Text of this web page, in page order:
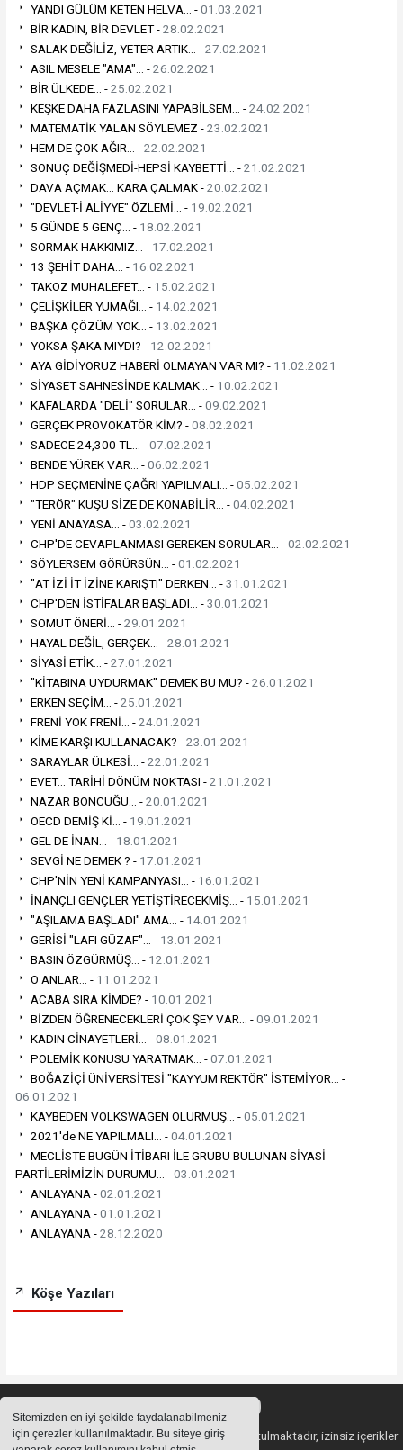
Sitemizden en iyi şekilde faydalanabilmeniz
için çerezler kullanılmaktadır. Bu siteye giriş
YANDI GÜLÜM KETEN HELVA... -01.03.2021
BİR KADIN, BİR DEVLET -28.02.2021
SALAK DEĞİLİZ, YETER ARTIK... -27.02.2021
ASIL MESELE "AMA"... -26.02.2021
BİR ÜLKEDE... -25.02.2021
KEŞKE DAHA FAZLASINI YAPABİLSEM... -24.02.2021
MATEMATİK YALAN SÖYLEMEZ -23.02.2021
HEM DE ÇOK AĞIR... -22.02.2021
SONUÇ DEĞİŞMEDİ-HEPSİ KAYBETTİ... -21.02.2021
DAVA AÇMAK... KARA ÇALMAK -20.02.2021
"DEVLET-İ ALİYYE" ÖZLEMİ... - 19.02.2021
5 GÜNDE 5 GENÇ... - 18.02.2021
SORMAK HAKKIMIZ... - 17.02.2021
13 ŞEHİT DAHA... - 16.02.2021
TAKOZ MUHALEFET... - 15.02.2021
ÇELİŞKİLER YUMAĞI... - 14.02.2021
BAŞKA ÇÖZÜM YOK... - 13.02.2021
YOKSA ŞAKA MIYDI? - 12.02.2021
AYA GİDİYORUZ HABERİ OLMAYAN VAR MI? - 11.02.2021
SİYASET SAHNESİNDE KALMAK... - 10.02.2021
KAFALARDA "DELİ" SORULAR... -09.02.2021
GERÇEK PROVOKATÖR KİM? -08.02.2021
SADECE 24,300 TL... -07.02.2021
BENDE YÜREK VAR... -06.02.2021
HDP SEÇMENİNE ÇAĞRI YAPILMALI... -05.02.2021
"TERÖR" KUŞU SİZE DE KONABİLİR... -04.02.2021
YENİ ANAYASA... -03.02.2021
CHP'DE CEVAPLANMASI GEREKEN SORULAR... -02.02.2021
SÖYLERSEM GÖRÜRSÜN... -01.02.2021
"AT İZİ İT İZİNE KARIŞTI" DERKEN... -31.01.2021
CHP'DEN İSTİFALAR BAŞLADI... -30.01.2021
SOMUT ÖNERİ... -29.01.2021
HAYAL DEĞİL, GERÇEK... -28.01.2021
SİYASİ ETİK... -27.01.2021
"KİTABINA UYDURMAK" DEMEK BU MU? -26.01.2021
ERKEN SEÇİM... -25.01.2021
FRENİ YOK FRENİ... -24.01.2021
KİME KARŞI KULLANACAK? -23.01.2021
SARAYLAR ÜLKESİ... -22.01.2021
EVET... TARİHİ DÖNÜM NOKTASI -21.01.2021
NAZAR BONCUĞU... -20.01.2021
OECD DEMİŞ Kİ... - 19.01.2021
GEL DE İNAN... - 18.01.2021
SEVGİ NE DEMEK ? - 17.01.2021
CHP'NİN YENİ KAMPANYASI... - 16.01.2021
İNANÇLI GENÇLER YETİŞTİRECEKMİŞ... - 15.01.2021
"AŞILAMA BAŞLADI" AMA... - 14.01.2021
GERİSİ "LAFI GÜZAF"... - 13.01.2021
BASIN ÖZGÜRMÜŞ... - 12.01.2021
O ANLAR... - 11.01.2021
ACABA SIRA KİMDE? - 10.01.2021
BİZDEN ÖĞRENECEKLERİ ÇOK ŞEY VAR... -09.01.2021
KADIN CİNAYETLERİ... -08.01.2021
POLEMİK KONUSU YARATMAK... -07.01.2021
BOĞAZİÇİ ÜNİVERSİTESİ "KAYYUM REKTÖR" İSTEMİYOR... -
06.01.2021
KAYBEDEN VOLKSWAGEN OLURMUŞ... -05.01.2021
2021'de NE YAPILMALI... -04.01.2021
MECLİSTE BUGÜN İTİBARI İLE GRUBU BULUNAN SİYASİ
PARTİLERİMİZİN DURUMU... -03.01.2021
ANLAYANA -02.01.2021
ANLAYANA -01.01.2021
ANLAYANA -28.12.2020
Köşe Yazıları
Sitemizde bulunan içeriklerin tüm hakları saklı tutulmaktadır, izinsiz içerikler